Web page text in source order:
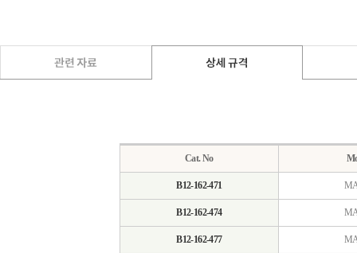
Cat. No
B12-162-471
B12-162-474
B12-162-477